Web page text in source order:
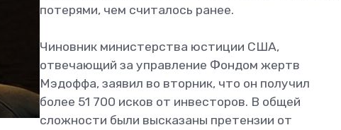
потерями, чем считалось ранее.
Чиновник министерства юстиции США,
отвечающий за управление Фондом жертв
Мэдоффа, заявил во вторник, что он получил
более 51 700 исков от инвесторов. В общей
сложности были высказаны претензии от